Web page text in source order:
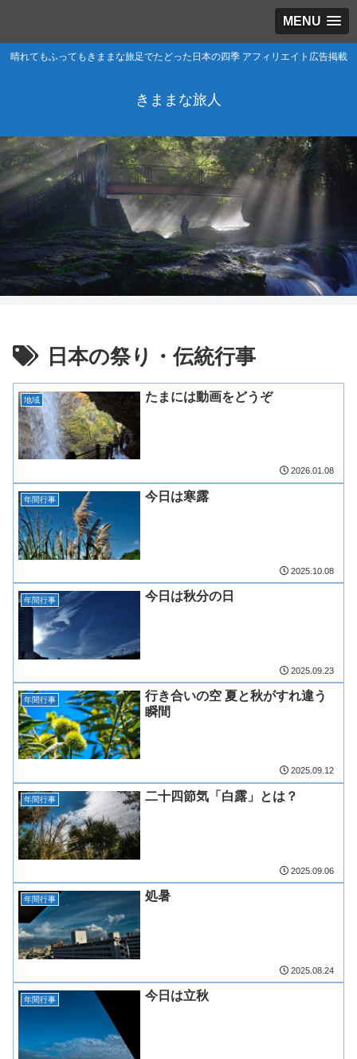
MENU
晴れてもふってもきままな旅足でたどった日本の四季 アフィリエイト広告掲載
きままな旅人
日本の祭り・伝統行事
地域 たまには動画をどうぞ
2026.01.08
年間行事 今日は寒露
2025.10.08
年間行事 今日は秋分の日
2025.09.23
年間行事
行き合いの空 夏と秋がすれ違う
瞬間
2025.09.12
年間行事 二十四節気「白露」とは？
2025.09.06
年間行事 処暑
2025.08.24
年間行事 今日は立秋